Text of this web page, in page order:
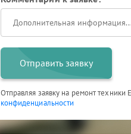
Отправить заявку
Отправляя заявку на ремонт техники
конфиденциальности